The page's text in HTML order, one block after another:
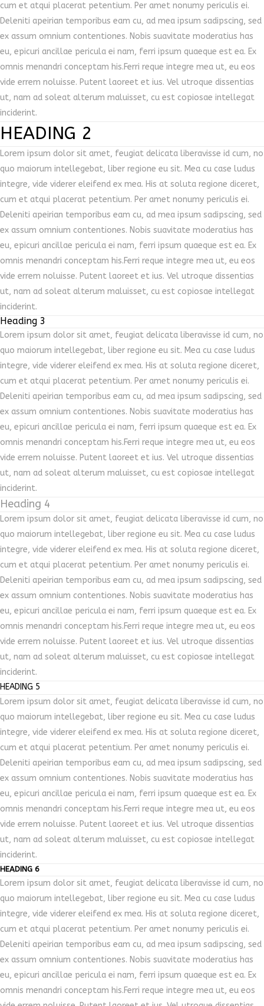
cum et atqui placerat petentium. Per amet nonumy periculis ei.
Deleniti apeirian temporibus eam cu, ad mea ipsum sadipscing, sed
ex assum omnium contentiones. Nobis suavitate moderatius has
eu, epicuri ancillae pericula ei nam, ferri ipsum quaeque est ea. Ex
omnis menandri conceptam his.Ferri reque integre mea ut, eu eos
vide errem noluisse. Putent laoreet et ius. Vel utroque dissentias
ut, nam ad soleat alterum maluisset, cu est copiosae intellegat
inciderint.
HEADING 2
Lorem ipsum dolor sit amet, feugiat delicata liberavisse id cum, no
quo maiorum intellegebat, liber regione eu sit. Mea cu case ludus
integre, vide viderer eleifend ex mea. His at soluta regione diceret,
cum et atqui placerat petentium. Per amet nonumy periculis ei.
Deleniti apeirian temporibus eam cu, ad mea ipsum sadipscing, sed
ex assum omnium contentiones. Nobis suavitate moderatius has
eu, epicuri ancillae pericula ei nam, ferri ipsum quaeque est ea. Ex
omnis menandri conceptam his.Ferri reque integre mea ut, eu eos
vide errem noluisse. Putent laoreet et ius. Vel utroque dissentias
ut, nam ad soleat alterum maluisset, cu est copiosae intellegat
inciderint.
Heading 3
Lorem ipsum dolor sit amet, feugiat delicata liberavisse id cum, no
quo maiorum intellegebat, liber regione eu sit. Mea cu case ludus
integre, vide viderer eleifend ex mea. His at soluta regione diceret,
cum et atqui placerat petentium. Per amet nonumy periculis ei.
Deleniti apeirian temporibus eam cu, ad mea ipsum sadipscing, sed
ex assum omnium contentiones. Nobis suavitate moderatius has
eu, epicuri ancillae pericula ei nam, ferri ipsum quaeque est ea. Ex
omnis menandri conceptam his.Ferri reque integre mea ut, eu eos
vide errem noluisse. Putent laoreet et ius. Vel utroque dissentias
ut, nam ad soleat alterum maluisset, cu est copiosae intellegat
inciderint.
Heading 4
Lorem ipsum dolor sit amet, feugiat delicata liberavisse id cum, no
quo maiorum intellegebat, liber regione eu sit. Mea cu case ludus
integre, vide viderer eleifend ex mea. His at soluta regione diceret,
cum et atqui placerat petentium. Per amet nonumy periculis ei.
Deleniti apeirian temporibus eam cu, ad mea ipsum sadipscing, sed
ex assum omnium contentiones. Nobis suavitate moderatius has
eu, epicuri ancillae pericula ei nam, ferri ipsum quaeque est ea. Ex
omnis menandri conceptam his.Ferri reque integre mea ut, eu eos
vide errem noluisse. Putent laoreet et ius. Vel utroque dissentias
ut, nam ad soleat alterum maluisset, cu est copiosae intellegat
inciderint.
HEADING 5
Lorem ipsum dolor sit amet, feugiat delicata liberavisse id cum, no
quo maiorum intellegebat, liber regione eu sit. Mea cu case ludus
integre, vide viderer eleifend ex mea. His at soluta regione diceret,
cum et atqui placerat petentium. Per amet nonumy periculis ei.
Deleniti apeirian temporibus eam cu, ad mea ipsum sadipscing, sed
ex assum omnium contentiones. Nobis suavitate moderatius has
eu, epicuri ancillae pericula ei nam, ferri ipsum quaeque est ea. Ex
omnis menandri conceptam his.Ferri reque integre mea ut, eu eos
vide errem noluisse. Putent laoreet et ius. Vel utroque dissentias
ut, nam ad soleat alterum maluisset, cu est copiosae intellegat
inciderint.
HEADING 6
Lorem ipsum dolor sit amet, feugiat delicata liberavisse id cum, no
quo maiorum intellegebat, liber regione eu sit. Mea cu case ludus
integre, vide viderer eleifend ex mea. His at soluta regione diceret,
cum et atqui placerat petentium. Per amet nonumy periculis ei.
Deleniti apeirian temporibus eam cu, ad mea ipsum sadipscing, sed
ex assum omnium contentiones. Nobis suavitate moderatius has
eu, epicuri ancillae pericula ei nam, ferri ipsum quaeque est ea. Ex
omnis menandri conceptam his.Ferri reque integre mea ut, eu eos